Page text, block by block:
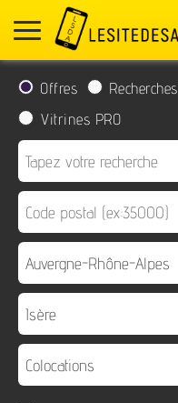
Offres Recherches
Vitrines PRO